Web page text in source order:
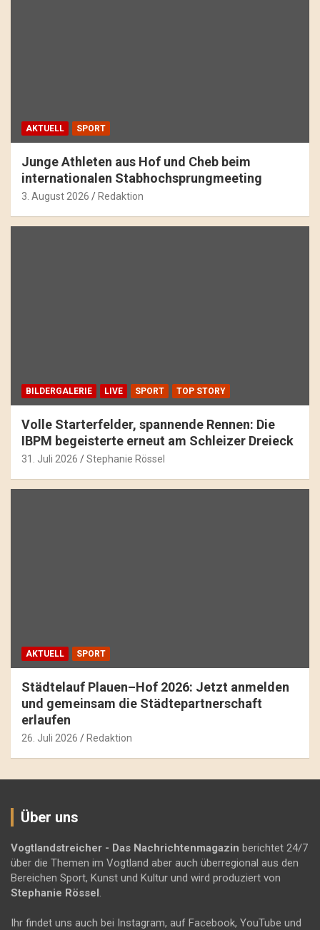
AKTUELL SPORT
Junge Athleten aus Hof und Cheb beim
internationalen Stabhochsprungmeeting
3. August 2026 Redaktion
BILDERGALERIE LIVE SPORT TOP STORY
Volle Starterfelder, spannende Rennen: Die
IBPM begeisterte erneut am Schleizer Dreieck
31. Juli 2026 Stephanie Rössel
AKTUELL SPORT
Städtelauf Plauen–Hof 2026: Jetzt anmelden
und gemeinsam die Städtepartnerschaft
erlaufen
26. Juli 2026 Redaktion
Über uns
Vogtlandstreicher - Das Nachrichtenmagazin berichtet 24/7
über die Themen im Vogtland aber auch überregional aus den
Bereichen Sport, Kunst und Kultur und wird produziert von
Stephanie Rössel.
Ihr findet uns auch bei Instagram, auf Facebook, YouTube und